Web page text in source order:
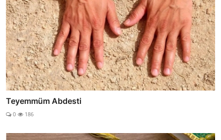
Teyemmüm Abdesti
0 186